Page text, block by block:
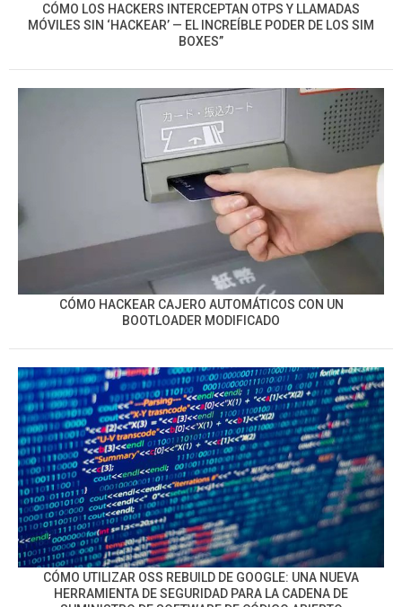
CÓMO LOS HACKERS INTERCEPTAN OTPS Y LLAMADAS
MÓVILES SIN ‘HACKEAR’ — EL INCREÍBLE PODER DE LOS SIM
BOXES”
CÓMO HACKEAR CAJERO AUTOMÁTICOS CON UN
BOOTLOADER MODIFICADO
CÓMO UTILIZAR OSS REBUILD DE GOOGLE: UNA NUEVA
HERRAMIENTA DE SEGURIDAD PARA LA CADENA DE